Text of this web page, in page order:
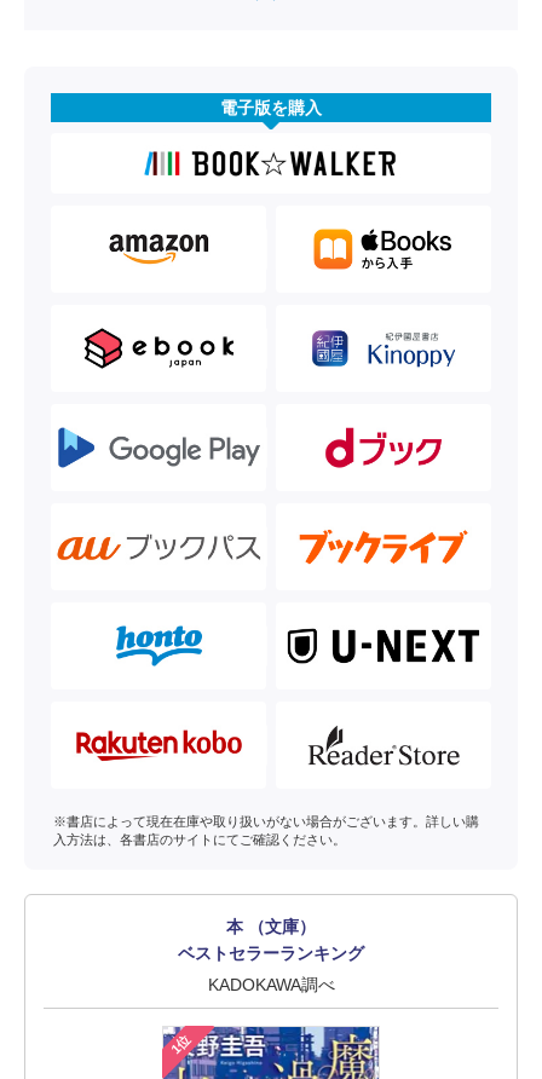
電子版を購入
※書店によって現在在庫や取り扱いがない場合がございます。詳しい購
入方法は、各書店のサイトにてご確認ください。
本 （文庫）
ベストセラーランキング
KADOKAWA調べ
1位